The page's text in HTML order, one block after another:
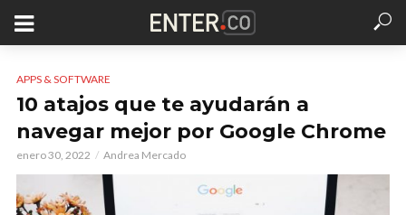
APPS & SOFTWARE
10 atajos que te ayudarán a
navegar mejor por Google Chrome
enero 30, 2022 Andrea Mercado